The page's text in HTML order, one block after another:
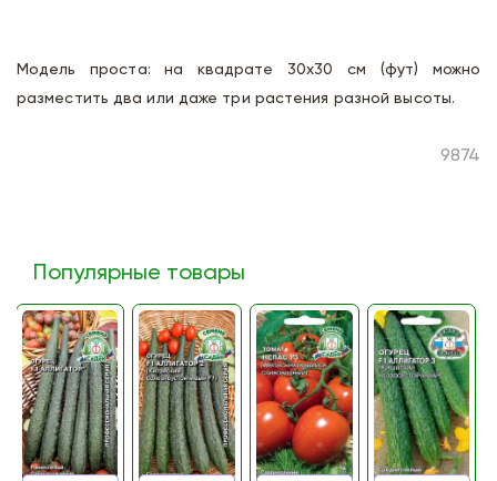
Модель проста: на квадрате 30х30 см (фут) можно
разместить два или даже три растения разной высоты.
9874
Популярные товары